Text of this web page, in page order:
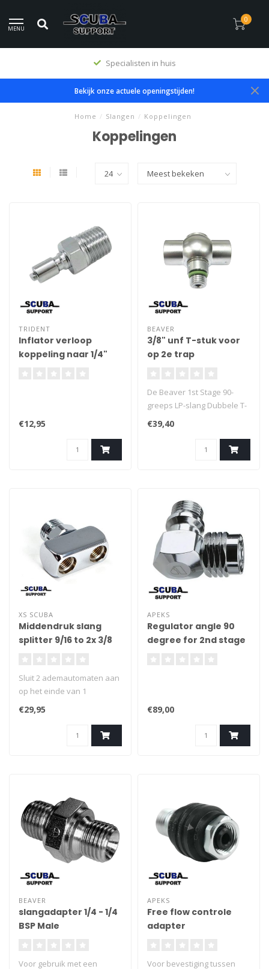
MENU
0
Specialisten in huis
Bekijk onze actuele openingstijden!
Home / Slangen / Koppelingen
Koppelingen
TRIDENT
Inflator verloop
koppeling naar 1/4"
€12,95
BEAVER
3/8" unf T-stuk voor
op 2e trap
De Beaver 1st Stage 90-
greeps LP-slang Dubbele T-
adapter geeft je de
mogelijkheid om één enkele
veranderen, het verandert
€39,40
XS SCUBA
Middendruk slang
splitter 9/16 to 2x 3/8
Sluit 2 ademautomaten aan
op het einde van 1
middendrukslang.
€29,95
APEKS
Regulator angle 90
degree for 2nd stage
€89,00
BEAVER
slangadapter 1/4 - 1/4
BSP Male
Voor gebruik met een
APEKS
Free flow controle
adapter
Voor bevestiging tussen